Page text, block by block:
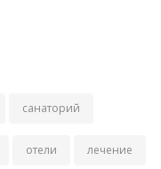
санаторий
отели лечение